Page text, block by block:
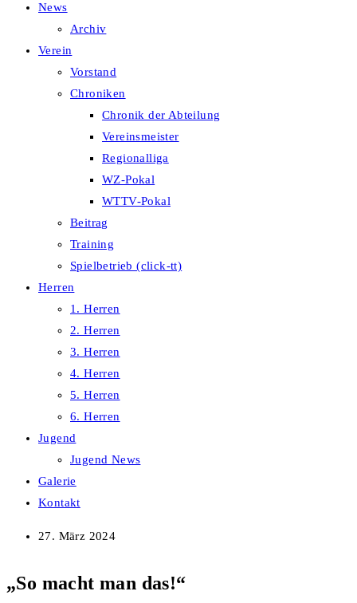
News
Archiv
Verein
Vorstand
Chroniken
Chronik der Abteilung
Vereinsmeister
Regionalliga
WZ-Pokal
WTTV-Pokal
Beitrag
Training
Spielbetrieb (click-tt)
Herren
1. Herren
2. Herren
3. Herren
4. Herren
5. Herren
6. Herren
Jugend
Jugend News
Galerie
Kontakt
27. März 2024
„So macht man das!“